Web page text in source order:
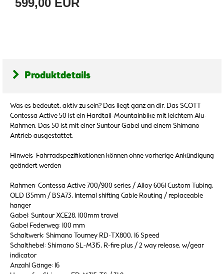
599,00 EUR
Produktdetails
Was es bedeutet, aktiv zu sein? Das liegt ganz an dir. Das SCOTT
Contessa Active 50 ist ein Hardtail-Mountainbike mit leichtem Alu-
Rahmen. Das 50 ist mit einer Suntour Gabel und einem Shimano
Antrieb ausgestattet.
Hinweis: Fahrradspezifikationen können ohne vorherige Ankündigung
geändert werden
Rahmen: Contessa Active 700/900 series / Alloy 6061 Custom Tubing,
OLD 135mm / BSA73, Internal shifting Cable Routing / replaceable
hanger
Gabel: Suntour XCE28, 100mm travel
Gabel Federweg: 100 mm
Schaltwerk: Shimano Tourney RD-TX800, 16 Speed
Schalthebel: Shimano SL-M315, R-fire plus / 2 way release, w/gear
indicator
Anzahl Gänge: 16